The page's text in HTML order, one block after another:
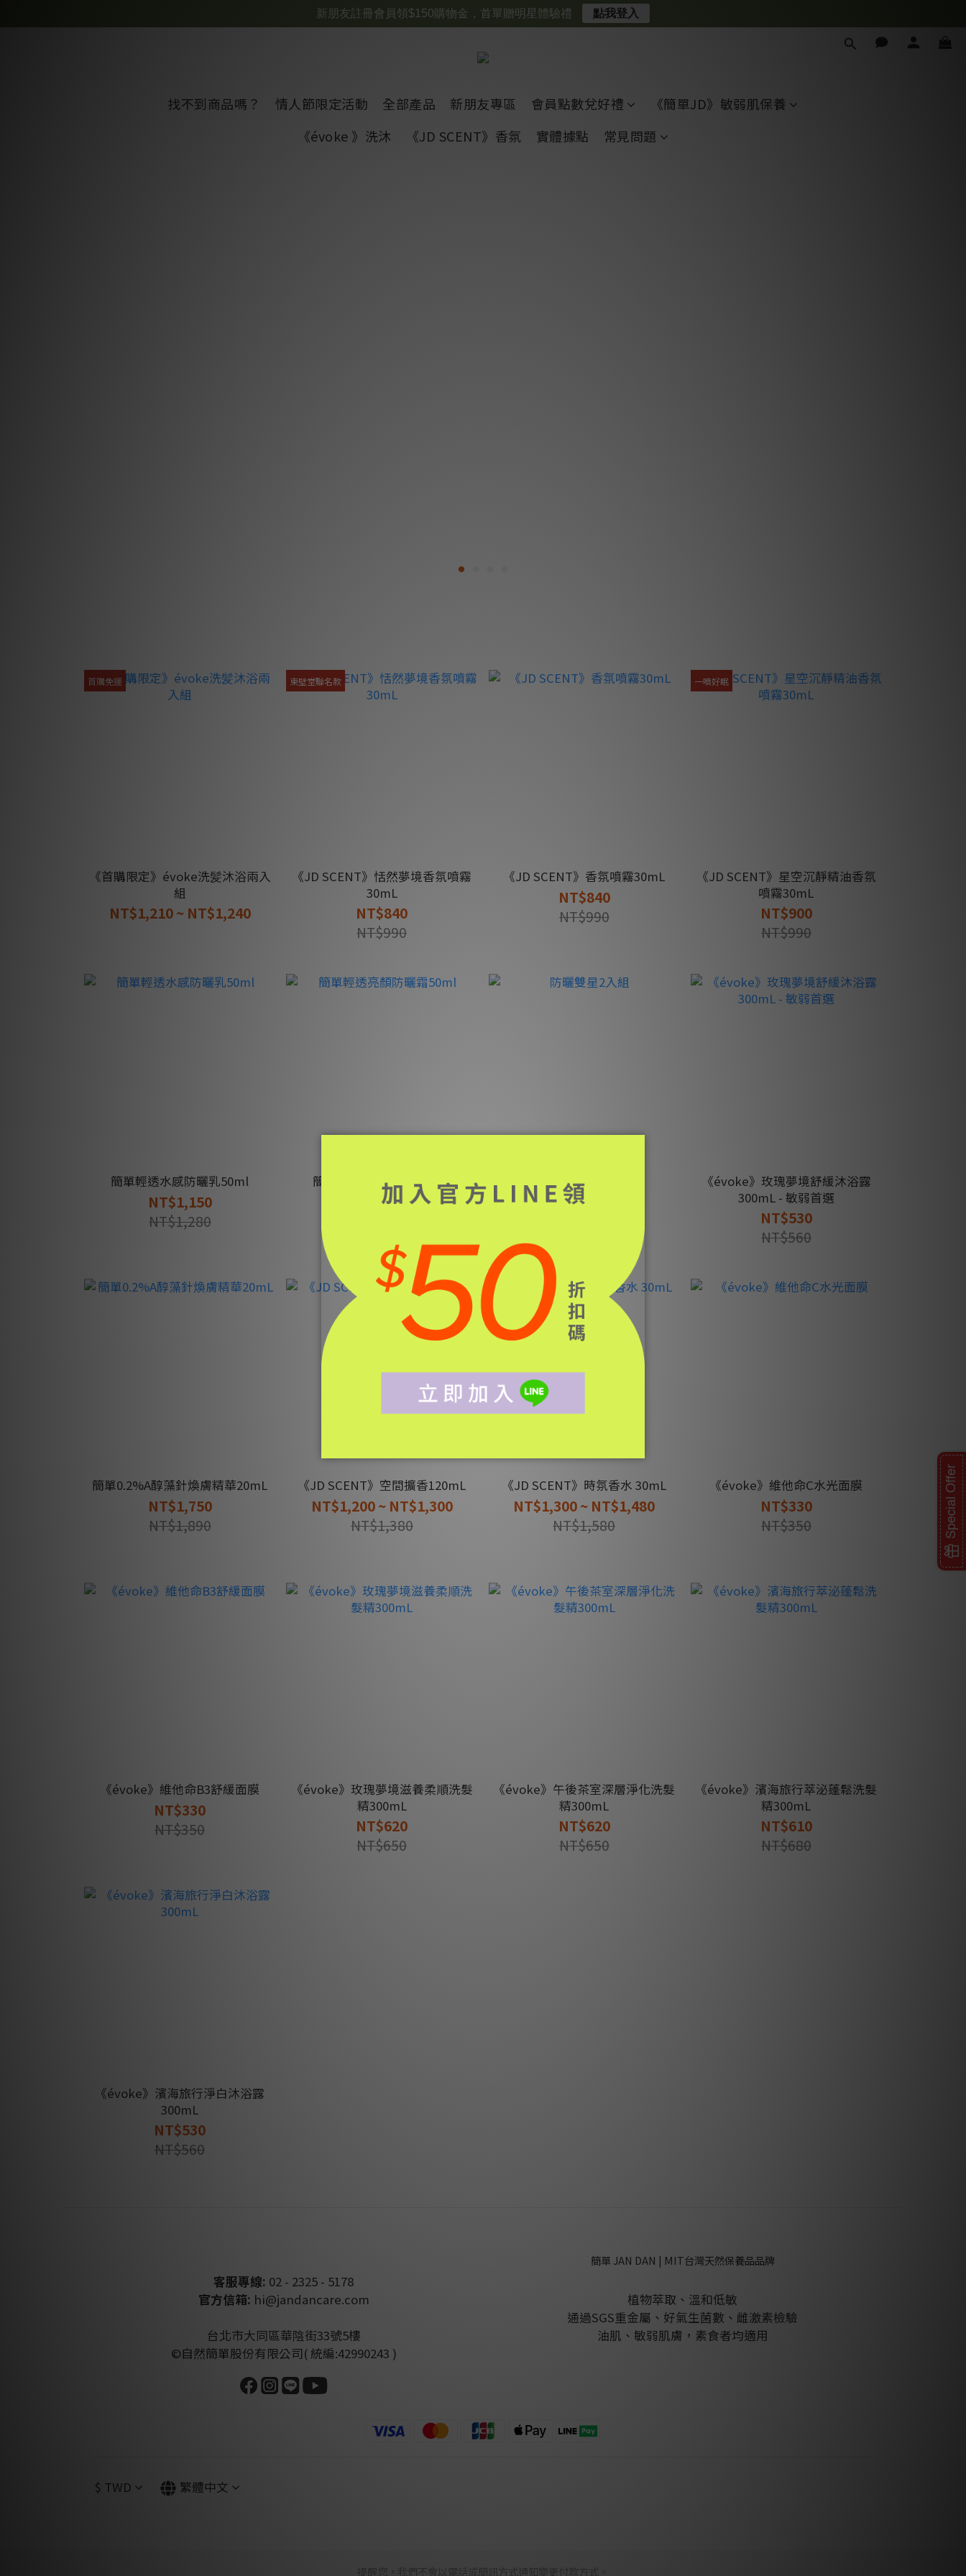
找不到商品嗎？ 情人節限定活動 全部產品 新朋友專區 會員點數兌好禮
《簡單JD》敏弱肌保養
《évoke 》洗沐
《JD SCENT》香氛 實體據點 常見問題
首購免運
《首購限定》évoke洗髪沐浴兩入
組
NT$1,210 ~ NT$1,240
東壁堂聯名款
《JD SCENT》恬然夢境香氛噴霧
30mL
NT$840
NT$990
《JD SCENT》香氛噴霧30mL
NT$840
NT$990
一噴好眠
《JD SCENT》星空沉靜精油香氛
噴霧30mL
NT$900
NT$990
簡單輕透水感防曬乳50ml
NT$1,150
NT$1,280
簡單輕透亮顏防曬霜50ml
NT$1,150
防曬雙星2入組
NT$2,250
《évoke》玫瑰夢境舒緩沐浴露
300mL - 敏弱首選
NT$530
NT$560
簡單0.2%A醇藻針煥膚精華20mL
NT$1,750
NT$1,890
《JD SCENT》空間擴香120mL
NT$1,200 ~ NT$1,300
NT$1,380
《JD SCENT》時氛香水 30mL
NT$1,300 ~ NT$1,480
NT$1,580
《évoke》維他命C水光面膜
NT$330
NT$350
《évoke》維他命B3舒緩面膜
NT$330
NT$350
《évoke》玫瑰夢境滋養柔順洗髮
精300mL
NT$620
NT$650
《évoke》午後茶室深層淨化洗髮
精300mL
NT$620
NT$650
《évoke》濱海旅行萃泌蓬鬆洗髮
精300mL
NT$610
NT$680
《évoke》濱海旅行淨白沐浴露
300mL
NT$530
NT$560
客服專線: 02 - 2325 - 5178
官方信箱: hi@jandancare.com
台北市大同區華陰街33號5樓
©自然簡單股份有限公司( 統編:42990243 )
簡單 JAN DAN | MIT台灣天然保養品品牌
植物萃取、溫和低敏
通過SGS重金屬、好氣生菌數、雌激素檢驗
油肌、敏弱肌膚，素食者均適用
$ TWD 繁體中文
提醒您，我們不會以電話或簡訊方式通知變更付款方式。
Special Offer
新朋友註冊會員領$150購物金，首單贈明星體驗禮 點我登入